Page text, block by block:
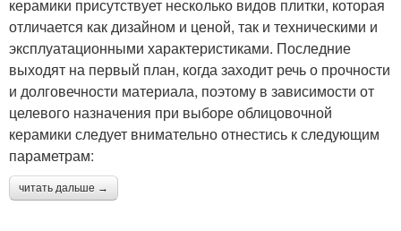
керамики присутствует несколько видов плитки, которая
отличается как дизайном и ценой, так и техническими и
эксплуатационными характеристиками. Последние
выходят на первый план, когда заходит речь о прочности
и долговечности материала, поэтому в зависимости от
целевого назначения при выборе облицовочной
керамики следует внимательно отнестись к следующим
параметрам:
читать дальше →